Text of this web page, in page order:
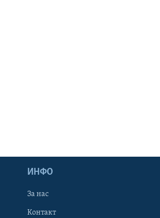
ИНФО
За нас
Контакт